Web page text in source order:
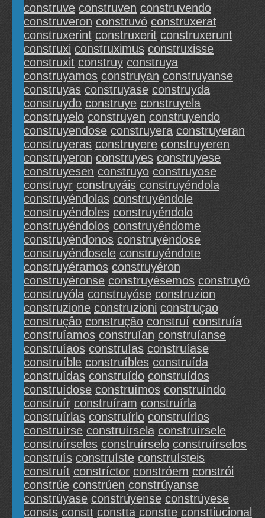
construve construven construvendo
construveron construvó construxerat
construxerint construxerit construxerunt
construxi construximus construxisse
construxit construy construya
construyamos construyan construyanse
construyas construyase construyda
construydo construye construyela
construyelo construyen construyendo
construyendose construyera construyeran
construyeras construyere construyeren
construyeron construyes construyese
construyesen construyo construyose
construyr construyáis construyéndola
construyéndolas construyéndole
construyéndoles construyéndolo
construyéndolos construyéndome
construyéndonos construyéndose
construyéndosele construyéndote
construyéramos construyéron
construyéronse construyésemos construyó
construyóla construyóse construzion
construzione construzioni construçao
construçâo construção construí construía
construíamos construían construíanse
construíaos construías construíase
construíble construíbles construída
construídas construído construídos
construídose construímos construíndo
construír construíram construírla
construírlas construírlo construírlos
construírse construírsela construírsele
construírseles construírselo construírselos
construís construíste construísteis
construít constríctor constróem constrói
constrúe constrúen constrúyanse
constrúyase constrúyense constrúyese
consts constt constta constte consttiucional